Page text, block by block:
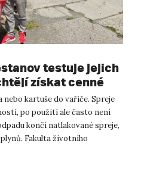
testuje jejich
získat cenné
nebo kartuše do vařiče. Spreje
po použití ale často není
končí natlakované spreje,
Fakulta životního